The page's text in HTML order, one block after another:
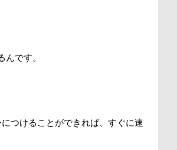
です。
つけることができれば、すぐに速